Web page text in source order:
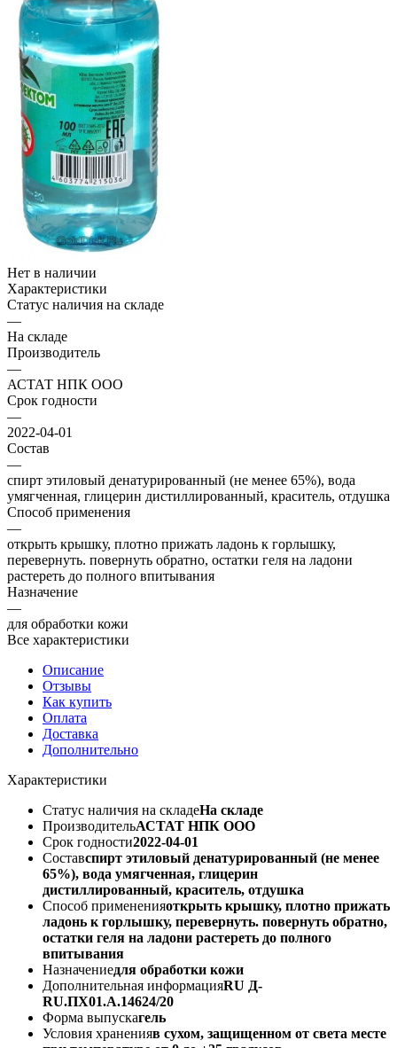
Нет в наличии
Характеристики
Статус наличия на складе
—
На складе
Производитель
—
АСТАТ НПК ООО
Срок годности
—
2022-04-01
Состав
—
спирт этиловый денатурированный (не менее 65%), вода
умягченная, глицерин дистиллированный, краситель, отдушка
Способ применения
—
открыть крышку, плотно прижать ладонь к горлышку,
перевернуть. повернуть обратно, остатки геля на ладони
растереть до полного впитывания
Назначение
—
для обработки кожи
Все характеристики
Описание
Отзывы
Как купить
Оплата
Доставка
Дополнительно
Характеристики
Статус наличия на складеНа складе
ПроизводительАСТАТ НПК ООО
Срок годности2022-04-01
Составспирт этиловый денатурированный (не менее
65%), вода умягченная, глицерин
дистиллированный, краситель, отдушка
Способ примененияоткрыть крышку, плотно прижать
ладонь к горлышку, перевернуть. повернуть обратно,
остатки геля на ладони растереть до полного
впитывания
Назначениедля обработки кожи
Дополнительная информацияRU Д-
RU.ПХ01.А.14624/20
Форма выпускагель
Условия храненияв сухом, защищенном от света месте